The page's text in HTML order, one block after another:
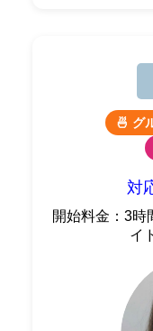
🍜 グ
対
開始料金：3時
イ